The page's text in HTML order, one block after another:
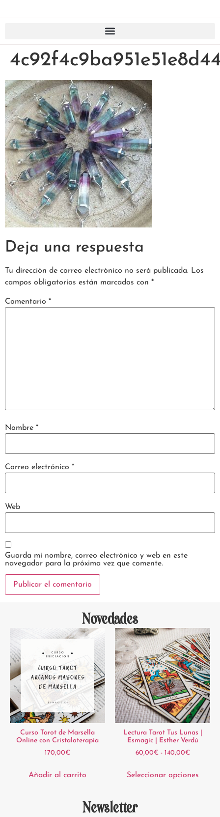
Deja una respuesta
Tu dirección de correo electrónico no será publicada. Los
campos obligatorios están marcados con *
Comentario *
Nombre *
Correo electrónico *
Web
Guarda mi nombre, correo electrónico y web en este
navegador para la próxima vez que comente.
Novedades
Curso Tarot de Marsella
Online con Cristaloterapia
170,00€
Añadir al carrito
Lectura Tarot Tus Lunas |
Esmagic | Esther Verdú
60,00€ - 140,00€
Seleccionar opciones
Newsletter